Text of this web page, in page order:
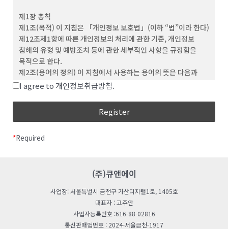
단체를 말합니다.
(4) “비회원”이라 함은 회원에 가입하지 않고 회사가
웹사이트에서 제공하는 서비스를 이용하는 자를 말합니다.
(5) “아이디(ID)”라 함은 회원의 식별과 서비스 이용을 위하여
회원이 정하고 회사가 승인하는 문자와 숫자의 조합을
의미합니다.
(6) ‘비밀번호’라 함은 회원이 부여 받은 ID와 일치된 회원임을
(7) ‘해지’라 함은 회사 또는 회원이 이용계약을 해약하는 것을
(2) 회사는 합리적인 사유가 발생할 경우 관련 법령에 위배되지
않는 범위 안에서 약관을 변경할 수 있으며, 변경된 약관은 본 조
제1항과 같이 회원에게 공지함으로써 효력을 발생합니다.
제 4 조 (약관 외 준칙)
제1장 총칙
제1조(목적) 이 지침은 「개인정보 보호법」(이하 “법”이라 한다)
제12조제1항에 따른 개인정보의 처리에 관한 기준, 개인정보
침해의 유형 및 예방조치 등에 관한 세부적인 사항을 규정함을
목적으로 한다.
제2조(용어의 정의) 이 지침에서 사용하는 용어의 뜻은 다음과
같다.
이용, 제공, 공개, 파기(破棄), 그 밖에 이와 유사한
“개인정보처리자”란 업무를 목적으로 법
모든 공공기관, 법인ㆍ단체, 개인 등을 말한다.
보호법 시행령」(이하 “영“이라 한다) 제2조에 따른
“친목단체”란 학교, 지역, 기업, 인터넷 커뮤니티 등을
I agree to 개인정보취급방침.
*Required
(주)큐앤에이
사업장: 서울특별시 금천구 가산디지털1로, 1405호
대표자 : 고주안
사업자등록번호 :616-88-02816
통신판매업번호 : 2024-서울금천-1917